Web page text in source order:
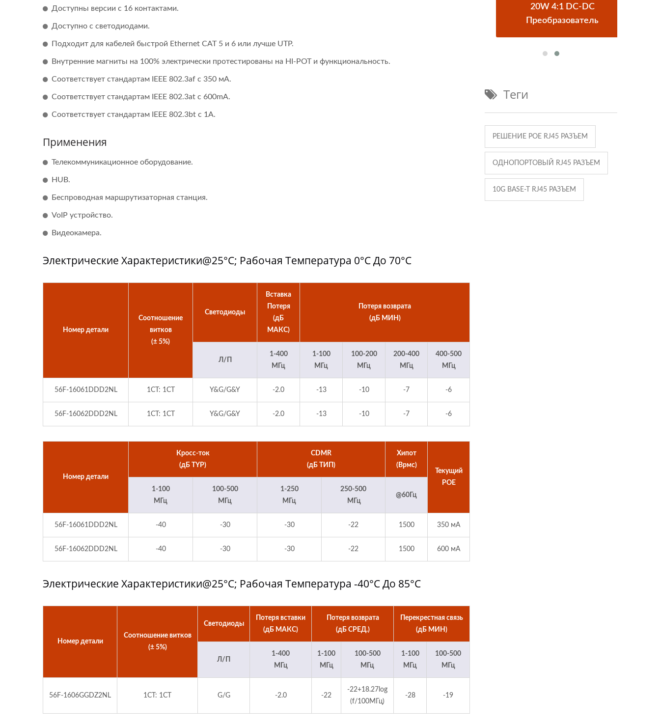
Доступны версии с 16 контактами.
Доступно с светодиодами.
Подходит для кабелей быстрой Ethernet CAT 5 и 6 или лучше UTP.
Внутренние магниты на 100% электрически протестированы на HI-POT и функциональность.
Соответствует стандартам IEEE 802.3af с 350 мА.
Соответствует стандартам IEEE 802.3at с 600mA.
Соответствует стандартам IEEE 802.3bt с 1A.
Применения
Телекоммуникационное оборудование.
HUB.
Беспроводная маршрутизаторная станция.
VoIP устройство.
Видеокамера.
Электрические Характеристики@25°C; Рабочая Температура 0°C До 70°C
Номер детали
Соотношение
витков
(± 5%)
Светодиоды
Вставка
Потеря
(дБ
МАКС)
Потеря возврата
(дБ МИН)
Л/П
1-400
МГц
1-100
МГц
100-200
МГц
200-400
МГц
400-500
МГц
56F-16061DDD2NL 1CT: 1CT Y&G/G&Y -2.0 -13 -10 -7 -6
56F-16062DDD2NL 1CT: 1CT Y&G/G&Y -2.0 -13 -10 -7 -6
Номер детали
Кросс-ток
(дБ TYP)
CDMR
(дБ ТИП)
Хипот
(Врмс)
Текущий
POE
1-100
МГц
100-500
МГц
1-250
МГц
250-500
МГц
@60Гц
56F-16061DDD2NL -40 -30 -30 -22 1500 350 мА
56F-16062DDD2NL -40 -30 -30 -22 1500 600 мА
Электрические Характеристики@25°C; Рабочая Температура -40°C До 85°C
Номер детали
Соотношение витков
(± 5%)
Светодиоды
Потеря вставки
(дБ МАКС)
Потеря возврата
(дБ СРЕД.)
Перекрестная связь
(дБ МИН)
Л/П
1-400
МГц
1-100
МГц
100-500
МГц
1-100
МГц
100-500
МГц
56F-1606GGDZ2NL 1CT: 1CT G/G -2.0 -22
-22+18.27log
(f/100МГц)
-28 -19
Полу-Блочный DC-DC
20W 4:1 DC-DC
Преобразователь
Теги
РЕШЕНИЕ POE RJ45 РАЗЪЕМ
ОДНОПОРТОВЫЙ RJ45 РАЗЪЕМ
10G BASE-T RJ45 РАЗЪЕМ